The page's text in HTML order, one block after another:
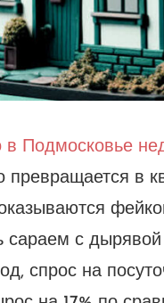
в Подмосковье
превращается в
сараем с
спрос на